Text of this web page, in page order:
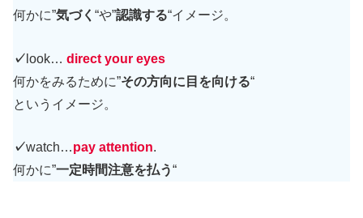
何かに”気づく “や”認識する“イメージ。
✓ look… direct your eyes
何かをみるために”その方向に目を向ける“
というイメージ。
✓watch…pay attention.
何かに”一定時間注意を払う“